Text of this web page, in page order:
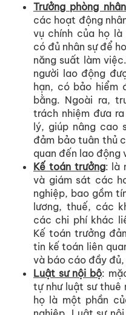
Trưởng phòng
các hoạt động
vụ chính của họ là
có đủ nhân sự để
năng suất làm
người lao động
hạn, có bảo hiểm
bằng. Ngoài ra,
trách nhiệm đưa
lý, giúp nâng cao
đảm bảo tuân thủ
quan đến lao động
Kế toán trưởng: là
và giám sát các
nghiệp, bao gồm
lương, thuế, các
các chi phí khác
Kế toán trưởng
tin kế toán liên
và báo cáo đầy
Luật sư nội bộ:
tự như luật sư thuê
họ là một phần